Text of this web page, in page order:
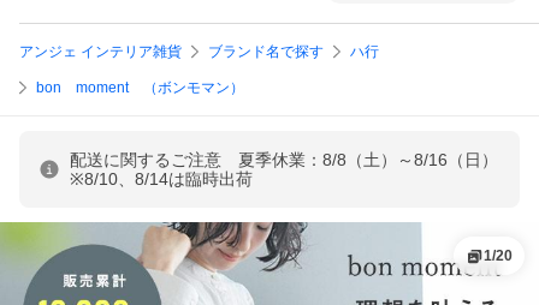
アンジェ インテリア雑貨 ブランド名で探す ハ行
bon moment （ボンモマン）
配送に関するご注意 夏季休業：8/8（土）～8/16（日）
※8/10、8/14は臨時出荷
1/20